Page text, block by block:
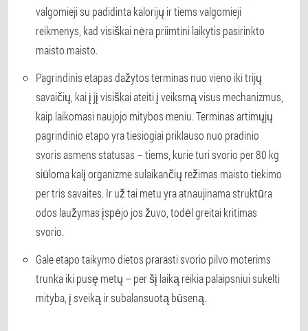
valgomieji su padidinta kalorijų ir tiems valgomieji
reikmenys, kad visiškai nėra priimtini laikytis pasirinkto
maisto maisto.
Pagrindinis etapas dažytos terminas nuo vieno iki trijų
savaičių, kai į jį visiškai ateiti į veiksmą visus mechanizmus,
kaip laikomasi naujojo mitybos meniu. Terminas artimųjų
pagrindinio etapo yra tiesiogiai priklauso nuo pradinio
svoris asmens statusas – tiems, kurie turi svorio per 80 kg
siūloma kalį organizme sulaikančių režimas maisto tiekimo
per tris savaites. Ir už tai metu yra atnaujinama struktūra
odos laužymas įspėjo jos žuvo, todėl greitai kritimas
svorio.
Gale etapo taikymo dietos prarasti svorio pilvo moterims
trunka iki pusę metų – per šį laiką reikia palaipsniui sukelti
mityba, į sveiką ir subalansuotą būseną.